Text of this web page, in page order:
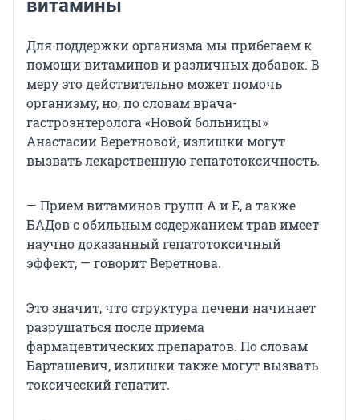
витамины
Для поддержки организма мы прибегаем к
помощи витаминов и различных добавок. В
меру это действительно может помочь
организму, но, по словам врача-
гастроэнтеролога «Новой больницы»
Анастасии Веретновой, излишки могут
вызвать лекарственную гепатотоксичность.
— Прием витаминов групп А и Е, а также
БАДов с обильным содержанием трав имеет
научно доказанный гепатотоксичный
эффект, — говорит Веретнова.
Это значит, что структура печени начинает
разрушаться после приема
фармацевтических препаратов. По словам
Барташевич, излишки также могут вызвать
токсический гепатит.